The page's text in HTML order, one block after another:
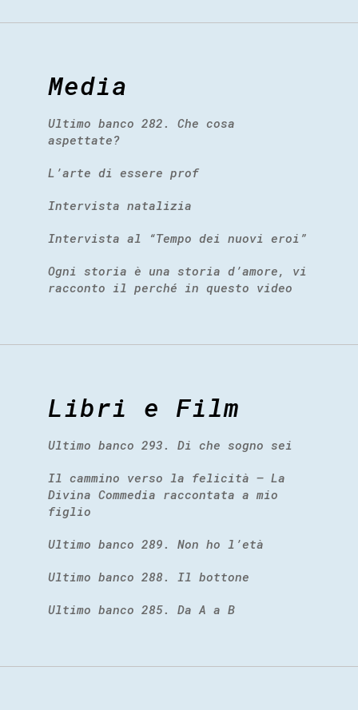
Media
Ultimo banco 282. Che cosa
aspettate?
L’arte di essere prof
Intervista natalizia
Intervista al “Tempo dei nuovi eroi”
Ogni storia è una storia d’amore, vi
racconto il perché in questo video
Libri e Film
Ultimo banco 293. Di che sogno sei
Il cammino verso la felicità – La
Divina Commedia raccontata a mio
figlio
Ultimo banco 289. Non ho l’età
Ultimo banco 288. Il bottone
Ultimo banco 285. Da A a B